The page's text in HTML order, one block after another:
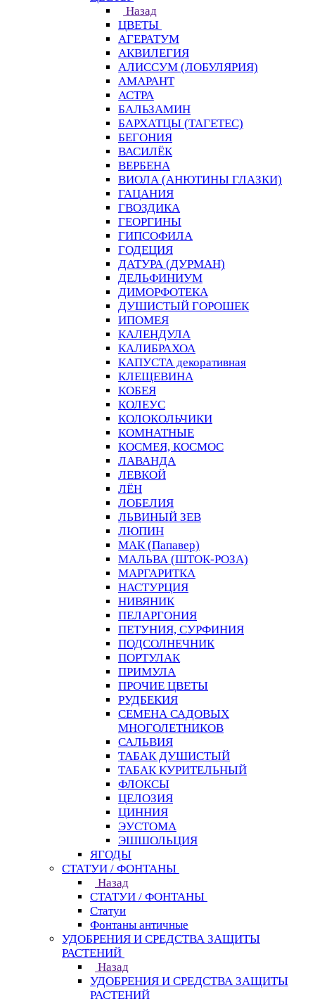
Назад
ЦВЕТЫ
АГЕРАТУМ
АКВИЛЕГИЯ
АЛИССУМ (ЛОБУЛЯРИЯ)
АМАРАНТ
АСТРА
БАЛЬЗАМИН
БАРХАТЦЫ (ТАГЕТЕС)
БЕГОНИЯ
ВАСИЛЁК
ВЕРБЕНА
ВИОЛА (АНЮТИНЫ ГЛАЗКИ)
ГАЦАНИЯ
ГВОЗДИКА
ГЕОРГИНЫ
ГИПСОФИЛА
ГОДЕЦИЯ
ДАТУРА (ДУРМАН)
ДЕЛЬФИНИУМ
ДИМОРФОТЕКА
ДУШИСТЫЙ ГОРОШЕК
ИПОМЕЯ
КАЛЕНДУЛА
КАЛИБРАХОА
КАПУСТА декоративная
КЛЕЩЕВИНА
КОБЕЯ
КОЛЕУС
КОЛОКОЛЬЧИКИ
КОМНАТНЫЕ
КОСМЕЯ, КОСМОС
ЛАВАНДА
ЛЕВКОЙ
ЛЁН
ЛОБЕЛИЯ
ЛЬВИНЫЙ ЗЕВ
ЛЮПИН
МАК (Папавер)
МАЛЬВА (ШТОК-РОЗА)
МАРГАРИТКА
НАСТУРЦИЯ
НИВЯНИК
ПЕЛАРГОНИЯ
ПЕТУНИЯ, СУРФИНИЯ
ПОДСОЛНЕЧНИК
ПОРТУЛАК
ПРИМУЛА
ПРОЧИЕ ЦВЕТЫ
РУДБЕКИЯ
СЕМЕНА САДОВЫХ
МНОГОЛЕТНИКОВ
САЛЬВИЯ
ТАБАК ДУШИСТЫЙ
ТАБАК КУРИТЕЛЬНЫЙ
ФЛОКСЫ
ЦЕЛОЗИЯ
ЦИННИЯ
ЭУСТОМА
ЭШШОЛЬЦИЯ
ЯГОДЫ
СТАТУИ / ФОНТАНЫ
Назад
СТАТУИ / ФОНТАНЫ
Статуи
Фонтаны античные
УДОБРЕНИЯ И СРЕДСТВА ЗАЩИТЫ
РАСТЕНИЙ
Назад
УДОБРЕНИЯ И СРЕДСТВА ЗАЩИТЫ
РАСТЕНИЙ